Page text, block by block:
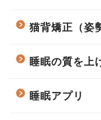
猫背矯正（姿
睡眠の質を上
睡眠アプリ